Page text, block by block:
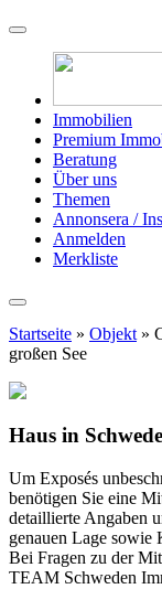
Immobilien
Premium
Beratung
Über uns
Themen
Annonsera /
Anmelden
Merkliste
Startseite » Objekt »
großen See
Haus in
Um Exposés
benötigen Sie eine
detaillierte Angaben
genauen Lage sowie
Bei Fragen zu der
TEAM Schweden